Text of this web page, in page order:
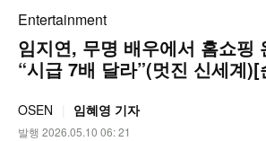
Entertainment
임지연, 무명 배우에서 홈쇼핑
“시급 7배 달라”(멋진 신세계
OSEN 임혜영 기자
발행 2026.05.10 06: 21